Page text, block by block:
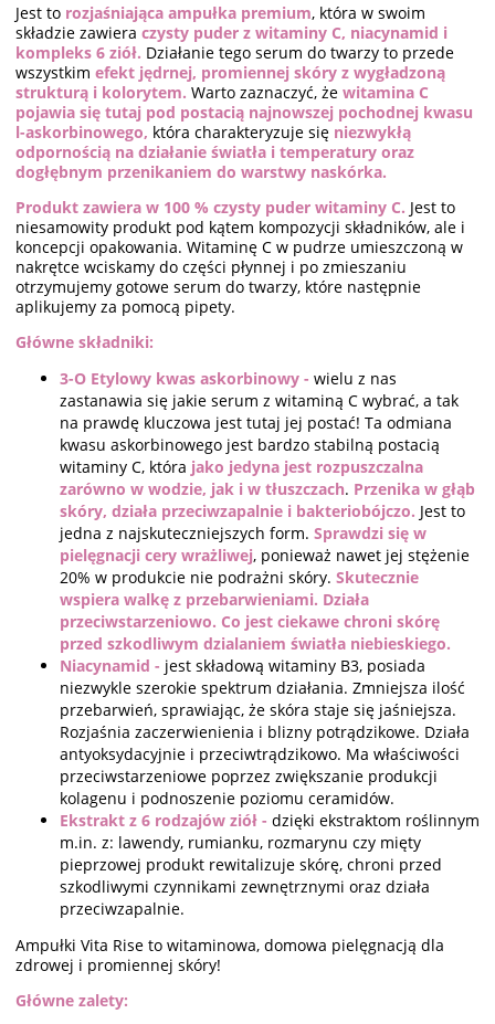
Jest to rozjaśniająca ampułka premium, która w swoim
składzie zawiera czysty puder z witaminy C, niacynamid i
kompleks 6 ziół. Działanie tego serum do twarzy to przede
wszystkim efekt jędrnej, promiennej skóry z wygładzoną
strukturą i kolorytem. Warto zaznaczyć, że witamina C
pojawia się tutaj pod postacią najnowszej pochodnej kwasu
l-askorbinowego, która charakteryzuje się niezwykłą
odpornością na działanie światła i temperatury oraz
dogłębnym przenikaniem do warstwy naskórka.
Produkt zawiera w 100 % czysty puder witaminy C. Jest to
niesamowity produkt pod kątem kompozycji składników, ale i
koncepcji opakowania. Witaminę C w pudrze umieszczoną w
nakrętce wciskamy do części płynnej i po zmieszaniu
otrzymujemy gotowe serum do twarzy, które następnie
aplikujemy za pomocą pipety.
Główne składniki:
3-O Etylowy kwas askorbinowy - wielu z nas
zastanawia się jakie serum z witaminą C wybrać, a tak
na prawdę kluczowa jest tutaj jej postać! Ta odmiana
kwasu askorbinowego jest bardzo stabilną postacią
witaminy C, która jako jedyna jest rozpuszczalna
zarówno w wodzie, jak i w tłuszczach. Przenika w głąb
skóry, działa przeciwzapalnie i bakteriobójczo. Jest to
jedna z najskuteczniejszych form. Sprawdzi się w
pielęgnacji cery wrażliwej, ponieważ nawet jej stężenie
20% w produkcie nie podrażni skóry. Skutecznie
wspiera walkę z przebarwieniami. Działa
przeciwstarzeniowo. Co jest ciekawe chroni skórę
przed szkodliwym dzialaniem światła niebieskiego.
Niacynamid - jest składową witaminy B3, posiada
niezwykle szerokie spektrum działania. Zmniejsza ilość
przebarwień, sprawiając, że skóra staje się jaśniejsza.
Rozjaśnia zaczerwienienia i blizny potrądzikowe. Działa
antyoksydacyjnie i przeciwtrądzikowo. Ma właściwości
przeciwstarzeniowe poprzez zwiększanie produkcji
kolagenu i podnoszenie poziomu ceramidów.
Ekstrakt z 6 rodzajów ziół - dzięki ekstraktom roślinnym
m.in. z: lawendy, rumianku, rozmarynu czy mięty
pieprzowej produkt rewitalizuje skórę, chroni przed
szkodliwymi czynnikami zewnętrznymi oraz działa
przeciwzapalnie.
Ampułki Vita Rise to witaminowa, domowa pielęgnacją dla
zdrowej i promiennej skóry!
Główne zalety: